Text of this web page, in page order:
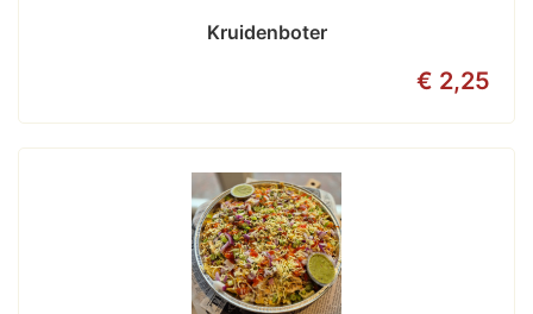
Kruidenboter
€ 2,25